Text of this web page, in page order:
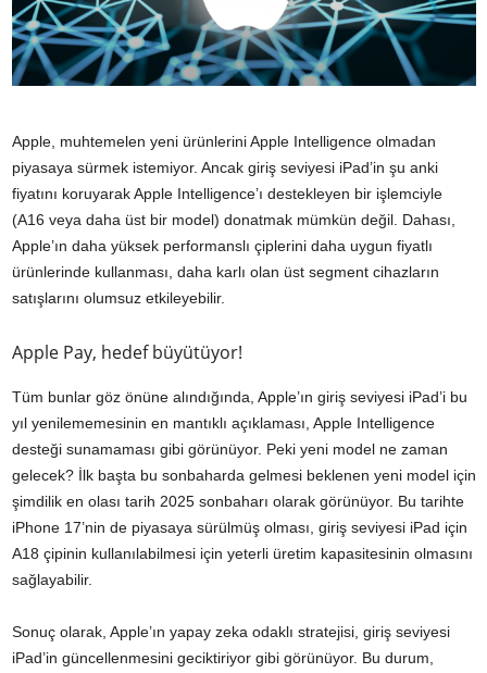
Apple, muhtemelen yeni ürünlerini Apple Intelligence olmadan
piyasaya sürmek istemiyor. Ancak giriş seviyesi iPad’in şu anki
fiyatını koruyarak Apple Intelligence’ı destekleyen bir işlemciyle
(A16 veya daha üst bir model) donatmak mümkün değil. Dahası,
Apple’ın daha yüksek performanslı çiplerini daha uygun fiyatlı
ürünlerinde kullanması, daha karlı olan üst segment cihazların
satışlarını olumsuz etkileyebilir.
Apple Pay, hedef büyütüyor!
Tüm bunlar göz önüne alındığında, Apple’ın giriş seviyesi iPad’i bu
yıl yenilememesinin en mantıklı açıklaması, Apple Intelligence
desteği sunamaması gibi görünüyor. Peki yeni model ne zaman
gelecek? İlk başta bu sonbaharda gelmesi beklenen yeni model için
şimdilik en olası tarih 2025 sonbaharı olarak görünüyor. Bu tarihte
iPhone 17’nin de piyasaya sürülmüş olması, giriş seviyesi iPad için
A18 çipinin kullanılabilmesi için yeterli üretim kapasitesinin olmasını
sağlayabilir.
Sonuç olarak, Apple’ın yapay zeka odaklı stratejisi, giriş seviyesi
iPad’in güncellenmesini geciktiriyor gibi görünüyor. Bu durum,